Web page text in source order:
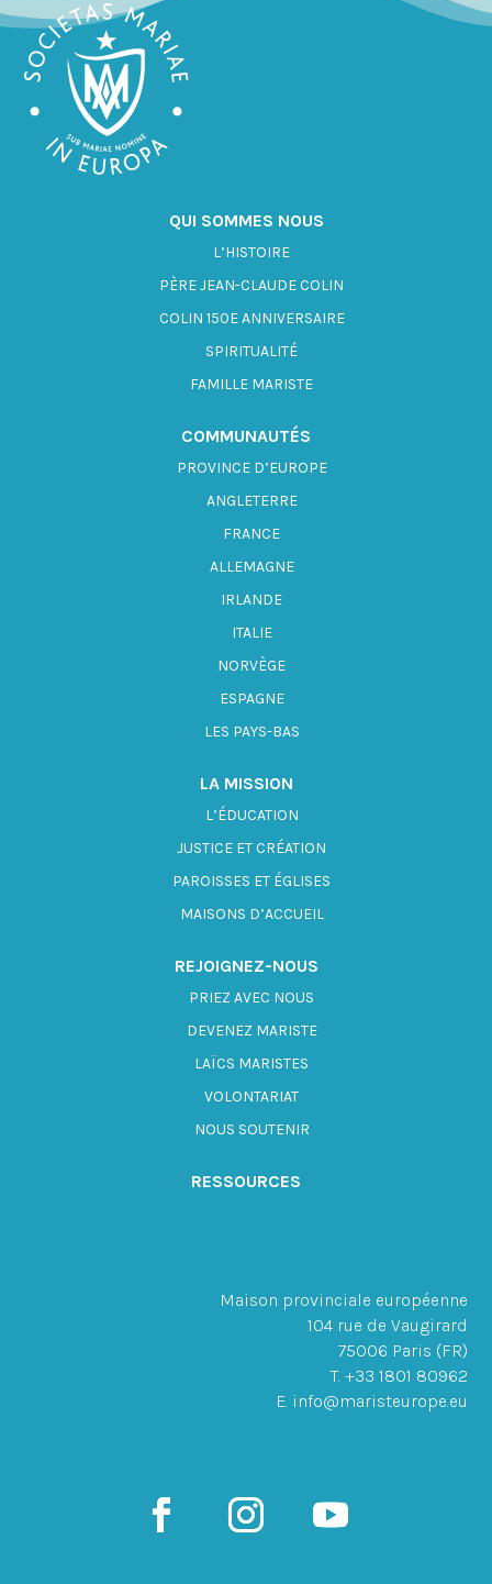
QUI SOMMES NOUS
L’HISTOIRE
PÈRE JEAN-CLAUDE COLIN
COLIN 150E ANNIVERSAIRE
SPIRITUALITÉ
FAMILLE MARISTE
COMMUNAUTÉS
PROVINCE D’EUROPE
ANGLETERRE
FRANCE
ALLEMAGNE
IRLANDE
ITALIE
NORVÈGE
ESPAGNE
LES PAYS-BAS
LA MISSION
L’ÉDUCATION
JUSTICE ET CRÉATION
PAROISSES ET ÉGLISES
MAISONS D’ACCUEIL
REJOIGNEZ-NOUS
PRIEZ AVEC NOUS
DEVENEZ MARISTE
LAÏCS MARISTES
VOLONTARIAT
NOUS SOUTENIR
RESSOURCES
Maison provinciale européenne
104 rue de Vaugirard
75006 Paris (FR)
T. +33 1801 80962
E. info@maristeurope.eu